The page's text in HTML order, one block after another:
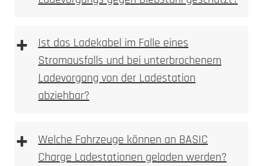
+
Ist das Ladekabel im Falle eines
Stromausfalls und bei unterbrochenem
Ladevorgang von der Ladestation
abziehbar?
+
Welche Fahrzeuge können an BASIC
Charge Ladestationen geladen werden?